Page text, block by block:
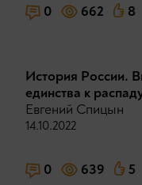
0 662 8
История России.
единства к
Евгений Спицын
14.10.2022
0 639 5